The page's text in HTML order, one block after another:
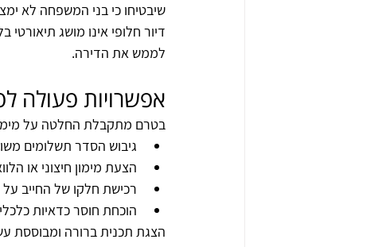
שיבטיחו כי בני המשפחה לא
דיור חלופי אינו מושג
לממש את הדירה.
אפשרויות פעולה
בטרם מתקבלת החלטה על
גיבוש הסדר תשלומים
הצעת מימון חיצוני או
רכישת חלקו של החייב על
הוכחת חוסר כדאיות
הצגת תכנית ברורה ומבוססת